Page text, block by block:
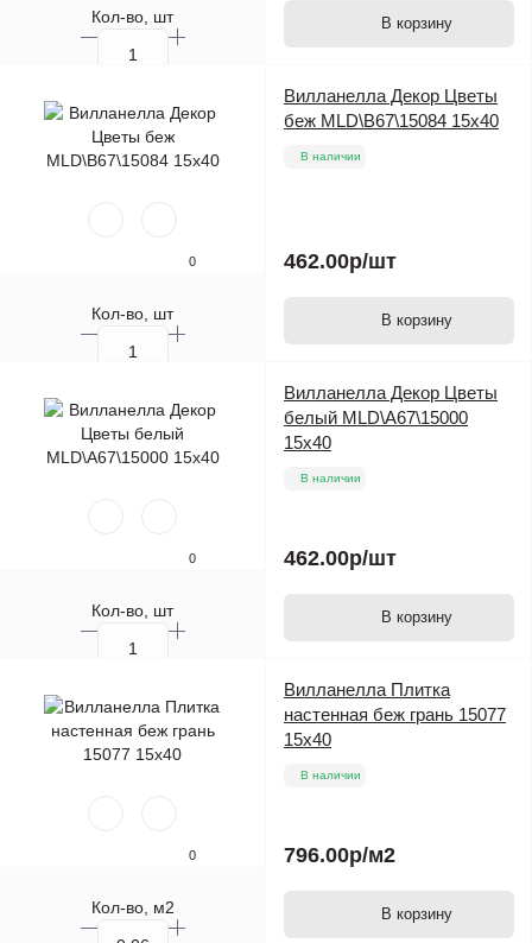
Кол-во, шт В корзину
0
Кол-во, шт
Вилланелла Декор Цветы
беж MLD\B67\15084 15х40
В наличии
462.00р/шт
В корзину
0
Кол-во, шт
Вилланелла Декор Цветы
белый MLD\A67\15000
15х40
В наличии
462.00р/шт
В корзину
0
Кол-во, м2
Вилланелла Плитка
настенная беж грань 15077
15х40
В наличии
796.00р/м2
В корзину